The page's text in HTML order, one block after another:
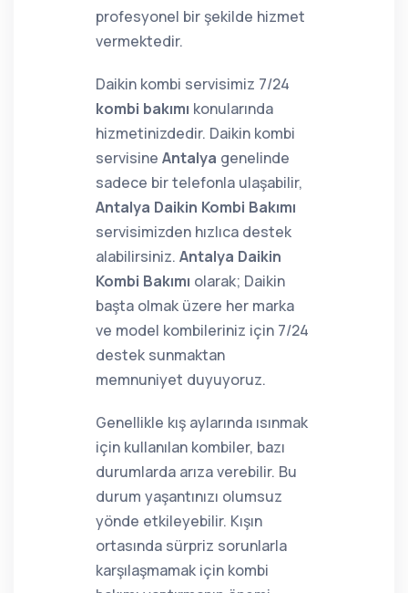
profesyonel bir şekilde hizmet
vermektedir.
Daikin kombi servisimiz 7/24
kombi bakımı konularında
hizmetinizdedir. Daikin kombi
servisine Antalya genelinde
sadece bir telefonla ulaşabilir,
Antalya Daikin Kombi Bakımı
servisimizden hızlıca destek
alabilirsiniz. Antalya Daikin
Kombi Bakımı olarak; Daikin
başta olmak üzere her marka
ve model kombileriniz için 7/24
destek sunmaktan
memnuniyet duyuyoruz.
Genellikle kış aylarında ısınmak
için kullanılan kombiler, bazı
durumlarda arıza verebilir. Bu
durum yaşantınızı olumsuz
yönde etkileyebilir. Kışın
ortasında sürpriz sorunlarla
karşılaşmamak için kombi